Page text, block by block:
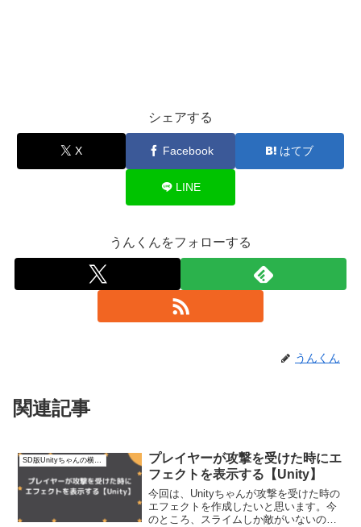
シェアする
X Facebook はてブ
LINE
うんくんをフォローする
うんくん
関連記事
プレイヤーが攻撃を受けた時にエ
フェクトを表示する【Unity】
今回は、Unityちゃんが攻撃を受けた時の
エフェクトを作成したいと思います。今
のところ、スライムしか敵がいないの